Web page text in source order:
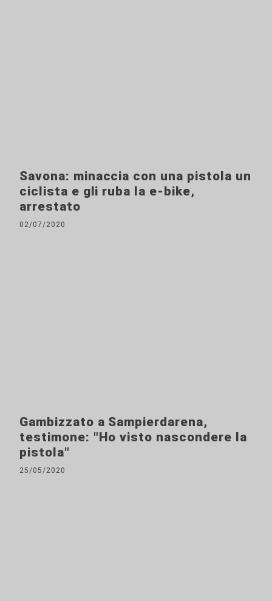
Savona: minaccia con una pistola un
ciclista e gli ruba la e-bike,
arrestato
02/07/2020
Gambizzato a Sampierdarena,
testimone: "Ho visto nascondere la
pistola"
25/05/2020